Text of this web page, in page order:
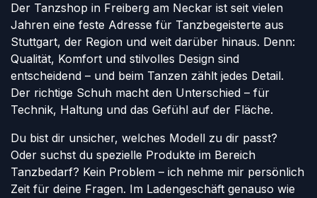
Der Tanzshop in Freiberg am Neckar ist seit vielen
Jahren eine feste Adresse für Tanzbegeisterte aus
Stuttgart, der Region und weit darüber hinaus. Denn:
Qualität, Komfort und stilvolles Design sind
entscheidend – und beim Tanzen zählt jedes Detail.
Der richtige Schuh macht den Unterschied – für
Technik, Haltung und das Gefühl auf der Fläche.
Du bist dir unsicher, welches Modell zu dir passt?
Oder suchst du spezielle Produkte im Bereich
Tanzbedarf? Kein Problem – ich nehme mir persönlich
Zeit für deine Fragen. Im Ladengeschäft genauso wie